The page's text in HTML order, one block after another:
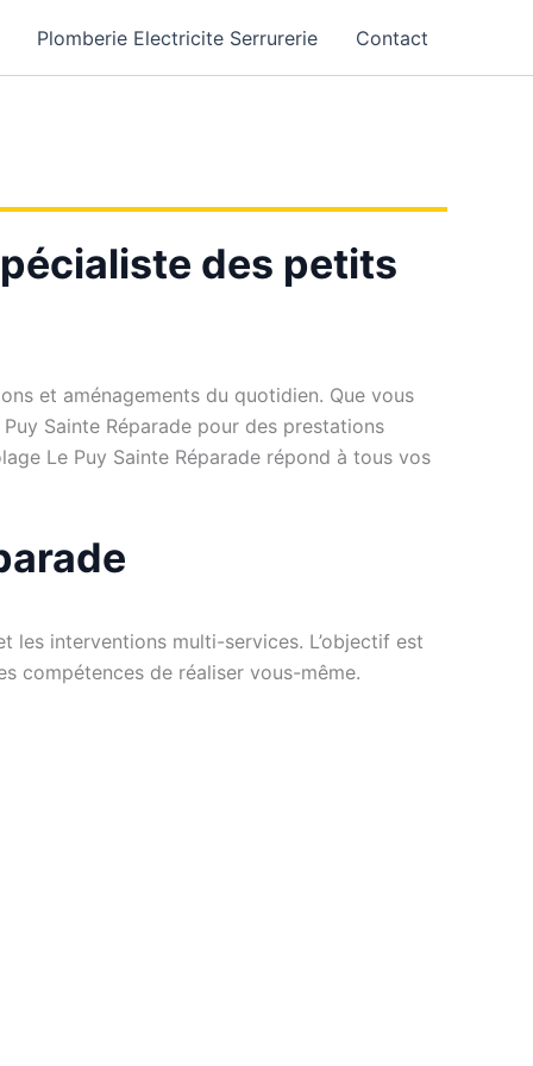
Plomberie Electricite Serrurerie Contact
des petits
et aménagements du quotidien. Que vous
Sainte Réparade pour des prestations
Le Puy Sainte Réparade répond à tous vos
les interventions multi-services. L’objectif est
compétences de réaliser vous-même.